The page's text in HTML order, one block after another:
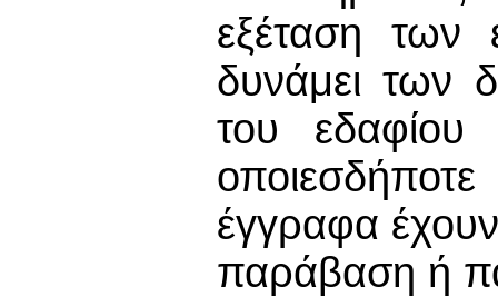
εξέταση των
δυνάμει των
του
έγγραφα έχουν
παράβαση ή